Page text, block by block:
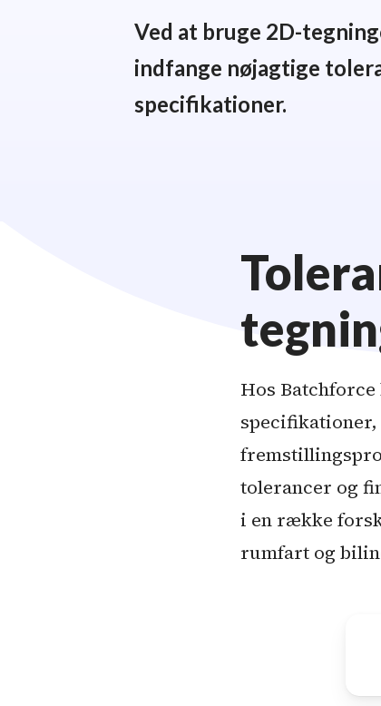
Ved at bruge 2D-
indfange nøjagtige
specifikationer.
Hos
specifikationer,
tolerancer og
i en række
rumfart og